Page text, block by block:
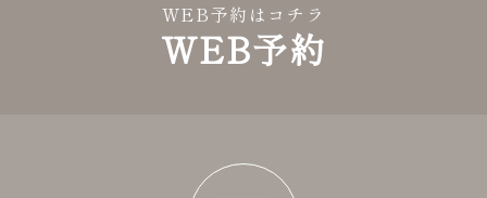
WEB予約はコチラ
WEB予約